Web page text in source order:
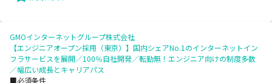
GMOインターネットグループ株式会社
【エンジニアオープン採用（東京）】国内シェアNo.1のインターネットイン
フラサービスを展開／100％自社開発／転勤無！エンジニア向けの制度多数
／幅広い成長とキャリアパス
■必須条件